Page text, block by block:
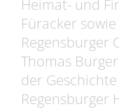
Heimat- und
Füracker
Regensburger
Thomas
der
Regensburger